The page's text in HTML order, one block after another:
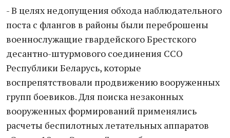
- В целях недопущения обхода наблюдательного
поста с флангов в районы были переброшены
военнослужащие гвардейского Брестского
десантно-штурмового соединения ССО
Республики Беларусь, которые
воспрепятствовали продвижению вооруженных
групп боевиков. Для поиска незаконных
вооруженных формирований применялись
расчеты беспилотных летательных аппаратов